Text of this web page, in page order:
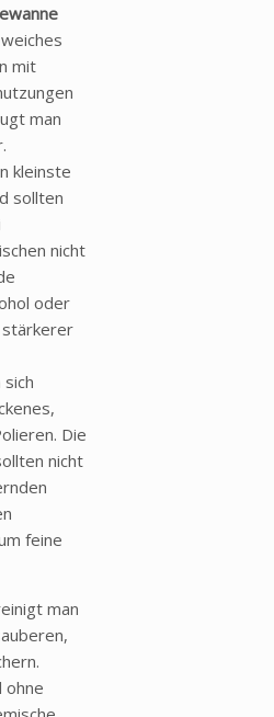
mit
man
kleinste
sollten
nicht
oder
stärkerer
Die
nicht
feine
man
ohne